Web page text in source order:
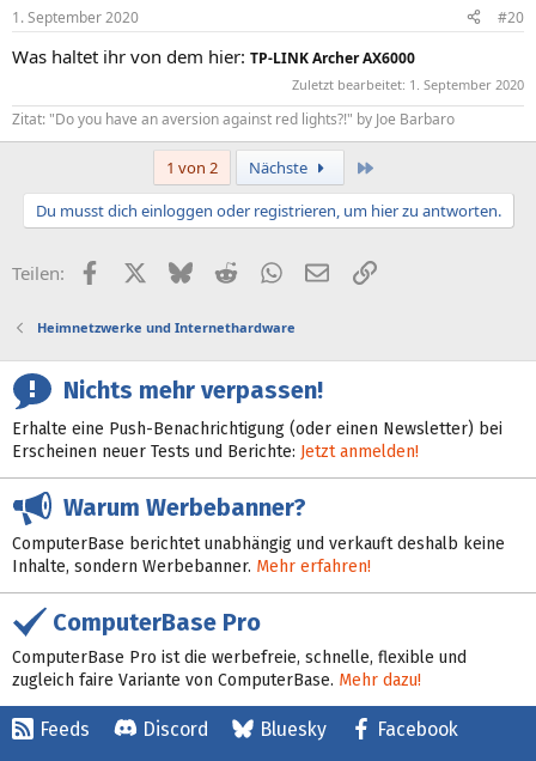
1. September 2020 #20
Was haltet ihr von dem hier: TP-LINKArcher AX6000
Zuletzt bearbeitet: 1. September 2020
Zitat: "Do you have an aversion against red lights?!" by Joe Barbaro
1 von 2 Nächste
Du musst dich einloggen oder registrieren, um hier zu antworten.
Teilen: FacebookX (Twitter)
BlueskyRedditWhatsApp
E-MailLink
Heimnetzwerke und Internethardware
Nichts mehr verpassen!
Erhalte eine Push-Benachrichtigung (oder einen Newsletter) bei
Erscheinen neuer Tests und Berichte: Jetzt anmelden!
Warum Werbebanner?
ComputerBase berichtet unabhängig und verkauft deshalb keine
Inhalte, sondern Werbebanner. Mehr erfahren!
ComputerBase Pro
ComputerBase Pro ist die werbefreie, schnelle, flexible und
zugleich faire Variante von ComputerBase. Mehr dazu!
Feeds Discord Bluesky Facebook